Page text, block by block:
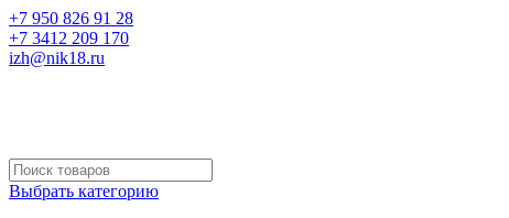
+7 950 826 91 28
+7 3412 209 170
izh@nik18.ru
Выбрать категорию